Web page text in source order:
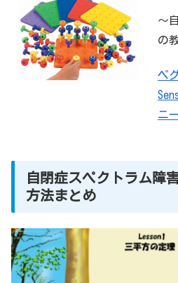
～
の
ペ
ニ
自閉症スペクトラム障
方法まとめ